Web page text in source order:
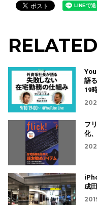
RELATED
語
19
フ
化
成